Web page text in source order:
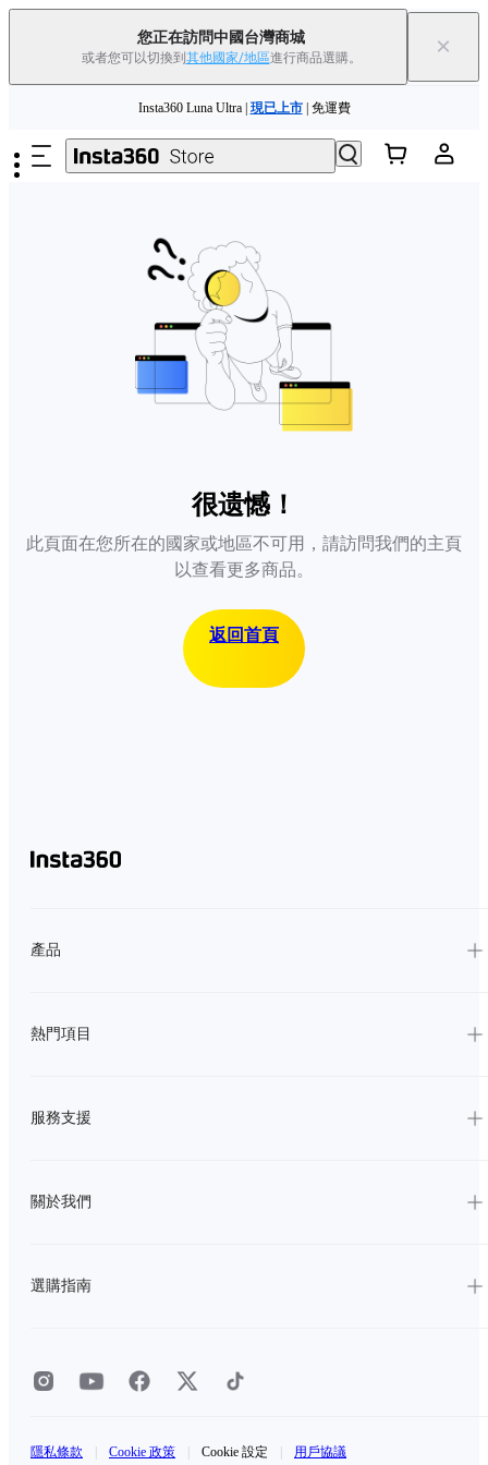
您正在訪問中國台灣商城
或者您可以切換到 其他國家/地區進行商品選購。 ×
Insta360 Luna Ultra | 現已上市| 免運費
舊機換新機，享現金回饋或優惠券 了解更多
很遗憾！
此頁面在您所在的國家或地區不可用，請訪問我們的主頁
以查看更多商品。
返回首頁
產品
熱門項目
服務支援
關於我們
選購指南
隱私條款 Cookie 政策 Cookie 設定 用戶協議